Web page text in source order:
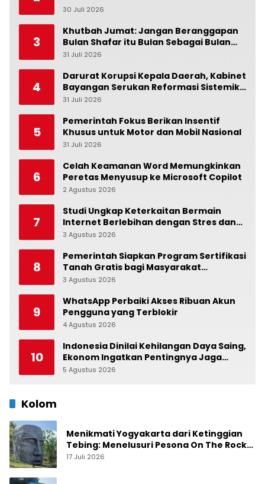
Ubud Bulan Juni
30 Juli 2026
3
Khutbah Jumat: Jangan Beranggapan
Bulan Shafar itu Bulan Sebagai Bulan
Kesialan
31 Juli 2026
4
Darurat Korupsi Kepala Daerah, Kabinet
Bayangan Serukan Reformasi Sistemik:
Penindakan Saja Tidak Cukup!
31 Juli 2026
5
Pemerintah Fokus Berikan Insentif
Khusus untuk Motor dan Mobil Nasional
31 Juli 2026
6
Celah Keamanan Word Memungkinkan
Peretas Menyusup ke Microsoft Copilot
2 Agustus 2026
7
Studi Ungkap Keterkaitan Bermain
Internet Berlebihan dengan Stres dan
Suasana Hati
3 Agustus 2026
8
Pemerintah Siapkan Program Sertifikasi
Tanah Gratis bagi Masyarakat
Berpenghasilan Rendah
3 Agustus 2026
9
WhatsApp Perbaiki Akses Ribuan Akun
Pengguna yang Terblokir
4 Agustus 2026
10
Indonesia Dinilai Kehilangan Daya Saing,
Ekonom Ingatkan Pentingnya Jaga
Independensi Bank Indonesia
5 Agustus 2026
Kolom
Menikmati Yogyakarta dari Ketinggian
Tebing: Menelusuri Pesona On The Rock
Jogja yang Sedang Naik Daun
17 Juli 2026